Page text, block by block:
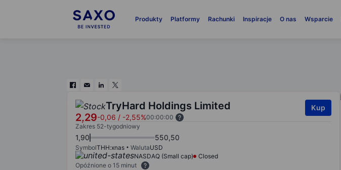
Produkty Platformy Rachunki Inspiracje O nas Wsparcie
TryHard Holdings Limited
2,29-0,06 / -2,55%00:00:00
Kup
Zakres 52-tygodniowy
1,90 550,50
SymbolTHH:xnas WalutaUSD
NASDAQ (Small cap)
Closed
Opóźnione o 15 minut